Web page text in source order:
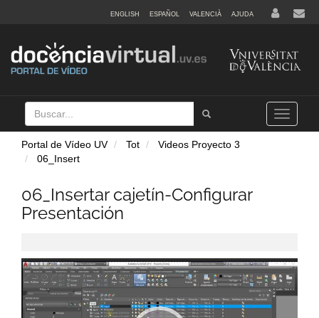
ENGLISH ESPAÑOL VALENCIÀ AJUDA
Buscar
Tramet
Toggle
navigation
Portal de Vídeo UV Tot
Videos Proyecto 3
06_Insert
06_Insertar cajetín-Configurar
Presentación